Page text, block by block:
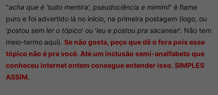
"acha que é 'tudo mentira', pseudociência e mimimi" é flame
puro e foi advertido lá no início, na primeira postagem (logo, ou
'postou sem ler o tópico' ou 'leu e postou pra sacanear'. Não tem
meio-termo aqui). Se não gosta, peço que dê o fora pois esse
tópico não é pra você. Até um inclusão semi-analfabeto que
conheceu internet ontem consegue entender isso. SIMPLES
ASSIM.